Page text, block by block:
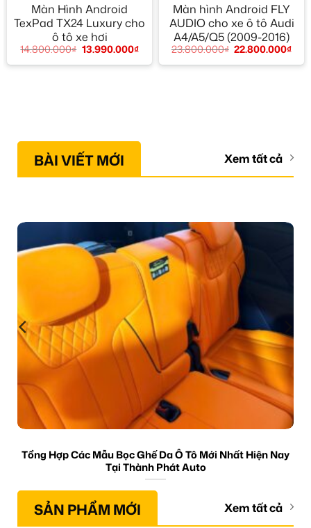
Màn Hình Android
TexPad TX24 Luxury cho
ô tô xe hơi
14.800.000₫ 13.990.000₫
Màn hình Android FLY
AUDIO cho xe ô tô Audi
A4/A5/Q5 (2009-2016)
23.800.000₫ 22.800.000₫
BÀI VIẾT MỚI Xem tất cả
Tổng Hợp Các Mẫu Bọc Ghế Da Ô Tô Mới Nhất Hiện Nay
Tại Thành Phát Auto
SẢN PHẨM MỚI Xem tất cả